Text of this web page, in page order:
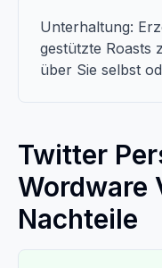
Unterhaltung:
gestützte Roasts
über Sie selbst
Twitter
Wordware
Nachteile